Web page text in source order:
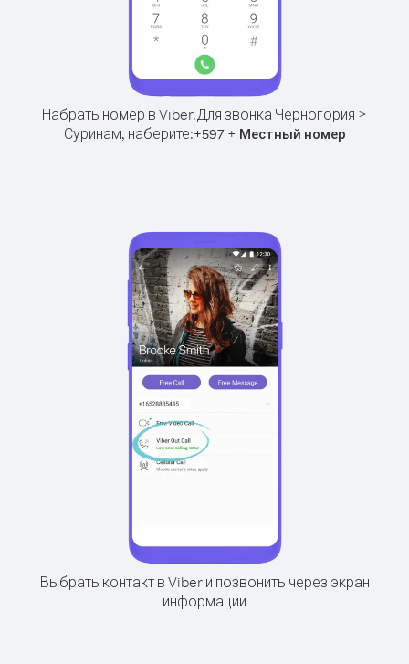
Набрать номер в Viber.Для звонка Черногория >
Суринам, наберите:+597+ Местный номер
Выбрать контакт в Viber и позвонить через экран
информации